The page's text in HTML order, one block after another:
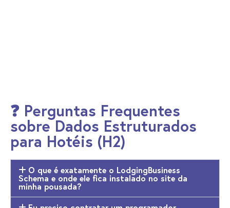
❓ Perguntas Frequentes
sobre Dados Estruturados
para Hotéis (H2)
O que é exatamente o LodgingBusiness
Schema e onde ele fica instalado no site da
minha pousada?